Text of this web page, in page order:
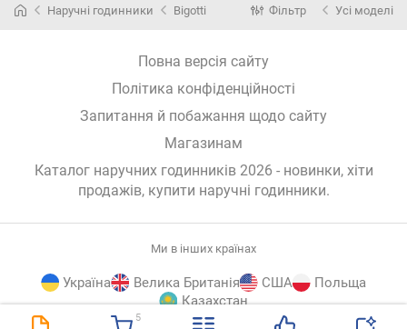
5
Наручні годинники Bigotti Фільтр Усі моделі
Повна версія сайту
Політика конфіденційності
Запитання й побажання щодо сайту
Магазинам
Каталог наручних годинників 2026 - новинки, хіти
продажів, купити наручні годинники.
Ми в інших країнах
Україна Велика Британія США
Польща
Казахстан